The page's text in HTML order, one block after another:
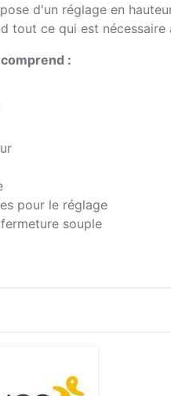
d'un réglage en
tout ce qui est
:
pour le réglage
souple